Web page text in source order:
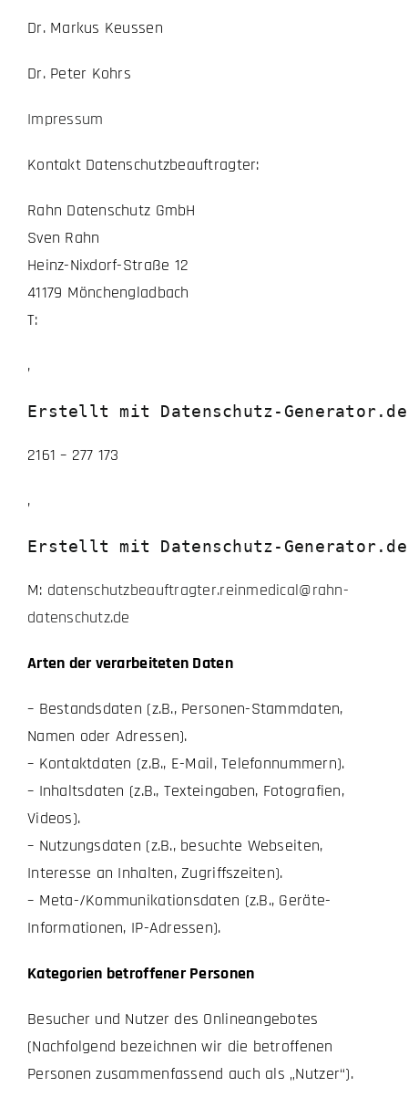
Dr. Markus Keussen
Dr. Peter Kohrs
Impressum
Kontakt Datenschutzbeauftragter:
Rahn Datenschutz GmbH
Sven Rahn
Heinz-Nixdorf-Straße 12
41179 Mönchengladbach
T:
,
Erstellt mit Datenschutz-Generator.de
2161 – 277 173
,
Erstellt mit Datenschutz-Generator.de
M: datenschutzbeauftragter.reinmedical@rahn-
datenschutz.de
Arten der verarbeiteten Daten
– Bestandsdaten (z.B., Personen-Stammdaten,
Namen oder Adressen).
– Kontaktdaten (z.B., E-Mail, Telefonnummern).
– Inhaltsdaten (z.B., Texteingaben, Fotografien,
Videos).
– Nutzungsdaten (z.B., besuchte Webseiten,
Interesse an Inhalten, Zugriffszeiten).
– Meta-/Kommunikationsdaten (z.B., Geräte-
Informationen, IP-Adressen).
Kategorien betroffener Personen
Besucher und Nutzer des Onlineangebotes
(Nachfolgend bezeichnen wir die betroffenen
Personen zusammenfassend auch als „Nutzer“).